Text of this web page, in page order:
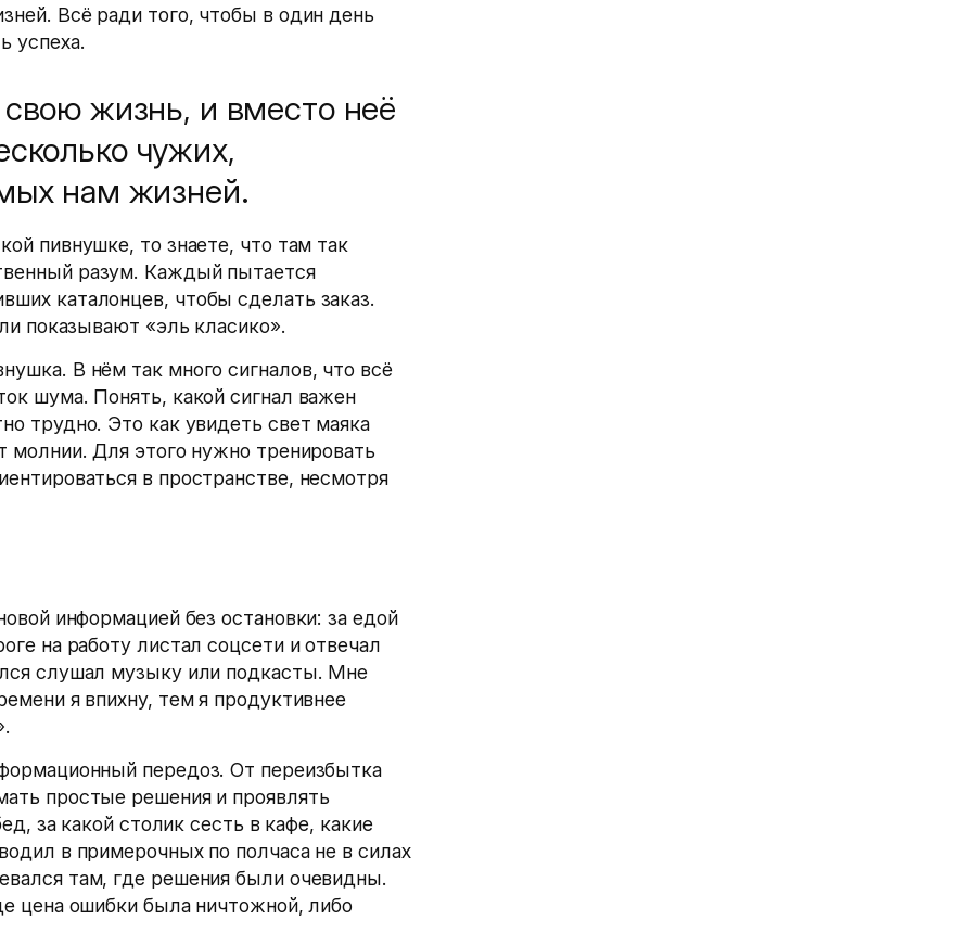
Всё ради того, чтобы в один день
успеха.
жизнь, и вместо неё
чужих,
нам жизней.
пивнушке, то знаете, что там так
разум. Каждый пытается
каталонцев, чтобы сделать заказ.
показывают «эль класико».
В нём так много сигналов, что всё
шума. Понять, какой сигнал важен
трудно. Это как увидеть свет маяка
молнии. Для этого нужно тренировать
в пространстве, несмотря
информацией без остановки: за едой
на работу листал соцсети и отвечал
слушал музыку или подкасты. Мне
я впихну, тем я продуктивнее
передоз. От переизбытка
простые решения и проявлять
за какой столик сесть в кафе, какие
в примерочных по полчаса не в силах
там, где решения были очевидны.
цена ошибки была ничтожной, либо